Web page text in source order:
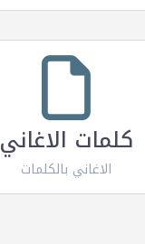
كلمات الاغاني
الاغاني بالكلمات